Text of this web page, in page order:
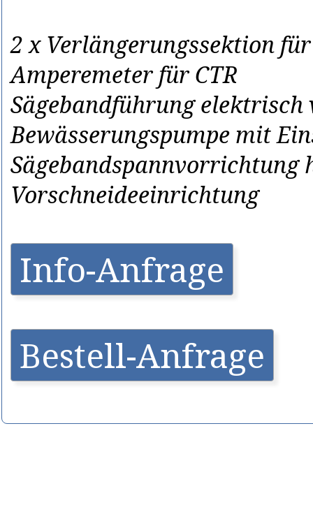
2 x Verlängerungssektion
Amperemeter für CTR
Sägebandführung
Bewässerungspumpe mit
Sägebandspannvorrichtung
Vorschneideeinrichtung
Info-Anfrage
Bestell-Anfrage